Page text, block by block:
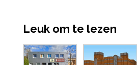
Leuk om te lezen